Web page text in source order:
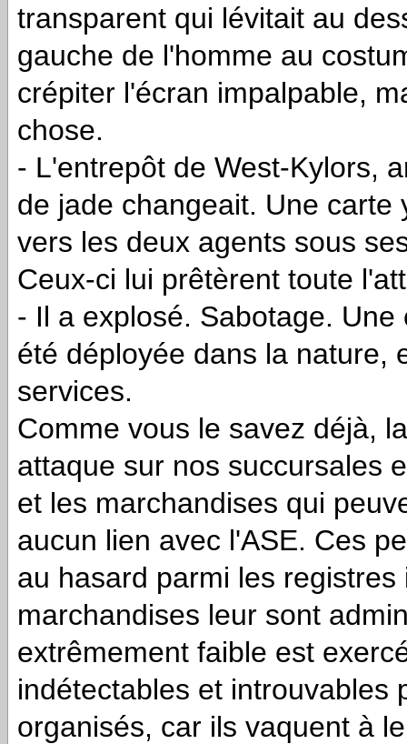
transparent qui lévitait au
gauche de l'homme au
crépiter l'écran impalpable,
chose.
- L'entrepôt de West-Kylors,
de jade changeait. Une
vers les deux agents sous
Ceux-ci lui prêtèrent toute
- Il a explosé. Sabotage.
été déployée dans la nature,
services.
Comme vous le savez déjà,
attaque sur nos succursales
et les marchandises qui
aucun lien avec l'ASE. Ces
au hasard parmi les
marchandises leur sont
extrêmement faible est
indétectables et introuvables
organisés, car ils vaquent à